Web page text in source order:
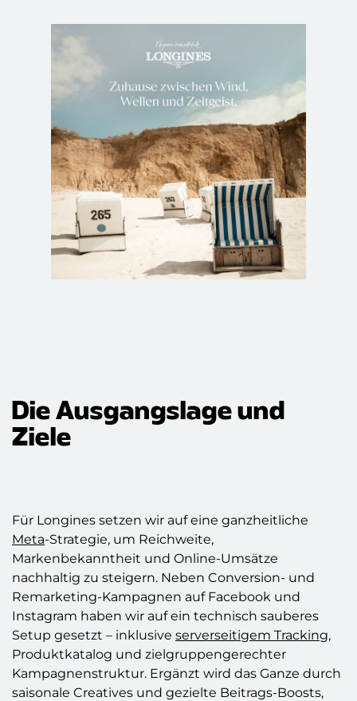
Die Ausgangslage und
Ziele
Für Longines setzen wir auf eine ganzheitliche
Meta-Strategie, um Reichweite,
Markenbekanntheit und Online-Umsätze
nachhaltig zu steigern. Neben Conversion- und
Remarketing-Kampagnen auf Facebook und
Instagram haben wir auf ein technisch sauberes
Setup gesetzt – inklusive serverseitigem Tracking,
Produktkatalog und zielgruppengerechter
Kampagnenstruktur. Ergänzt wird das Ganze durch
saisonale Creatives und gezielte Beitrags-Boosts,